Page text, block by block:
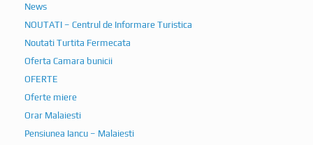
News
NOUTATI – Centrul de Informare Turistica
Noutati Turtita Fermecata
Oferta Camara bunicii
OFERTE
Oferte miere
Orar Malaiesti
Pensiunea Iancu – Malaiesti